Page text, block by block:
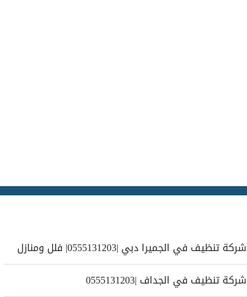
شركة تنظيف في الجميرا دبي |0555131203| فلل ومنازل
شركة تنظيف في الجداف |0555131203